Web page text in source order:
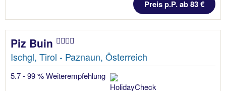
Preis p.P. ab 83 €
Piz Buin
Ischgl, Tirol - Paznaun, Österreich
5.7 - 99 % Weiterempfehlung